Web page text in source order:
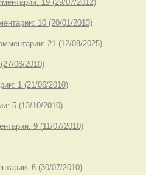
19 (29/07/2012)
10 (20/01/2013)
21 (12/08/2025)
06/2010)
1 (21/06/2010)
5 (13/10/2010)
9 (11/07/2010)
6 (30/07/2010)